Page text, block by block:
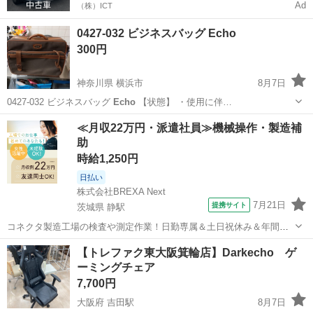
（株）ICT Ad
0427-032 ビジネスバッグ Echo
300円
神奈川県 横浜市
8月7日
0427-032 ビジネスバッグ Echo 【状態】 ・使用に伴…
神奈川 横浜市 スポーツ リユース
≪月収22万円・派遣社員≫機械操作・製造補
助
時給1,250円
日払い
株式会社BREXA Next
茨城県 静駅
提携サイト 7月21日
コネクタ製造工場の検査や測定作業！日勤専属＆土日祝休み＆年間休
日128日★クリーンルーム内作業★マイカー通勤OK＆無料駐車場あり
★就業先食堂利用可！日払い制度あり！《茨城県常陸大宮市》 人気の
工場のお仕事 ◇コネクタ製造工...
茨城 常陸大宮市 その他
【トレファク東大阪箕輪店】Darkecho ゲ
ーミングチェア
7,700円
大阪府 吉田駅
8月7日